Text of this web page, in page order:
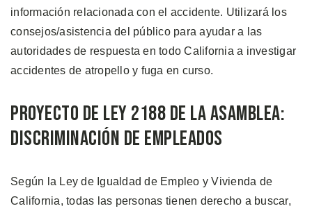
información relacionada con el accidente. Utilizará los
consejos/asistencia del público para ayudar a las
autoridades de respuesta en todo California a investigar
accidentes de atropello y fuga en curso.
Proyecto de Ley 2188 de la Asamblea:
Discriminación de Empleados
Según la Ley de Igualdad de Empleo y Vivienda de
California, todas las personas tienen derecho a buscar,